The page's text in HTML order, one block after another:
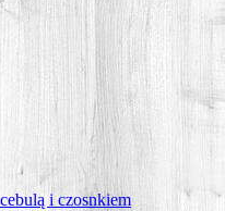
i czosnkiem